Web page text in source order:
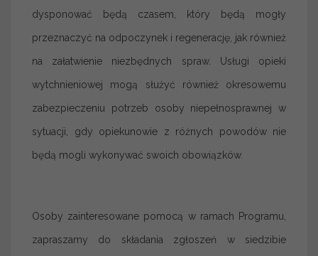
dysponować będą czasem, który będą mogły
przeznaczyć na odpoczynek i regenerację, jak również
na załatwienie niezbędnych spraw. Usługi opieki
wytchnieniowej mogą służyć również okresowemu
zabezpieczeniu potrzeb osoby niepełnosprawnej w
sytuacji, gdy opiekunowie z różnych powodów nie
będą mogli wykonywać swoich obowiązków.
Osoby zainteresowane pomocą w ramach Programu,
zapraszamy do składania zgłoszeń w siedzibie